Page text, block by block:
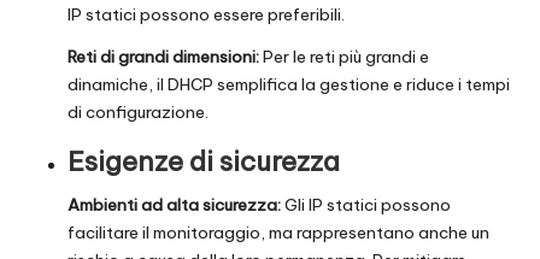
IP statici possono essere preferibili.
Reti di grandi dimensioni:Per le reti più grandi e
dinamiche, il DHCP semplifica la gestione e riduce i tempi
di configurazione.
Esigenze di sicurezza
Ambienti ad alta sicurezza:Gli IP statici possono
facilitare il monitoraggio, ma rappresentano anche un